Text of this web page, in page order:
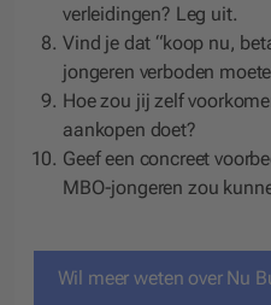
verleidingen? Leg uit.
Vind je dat “koop nu,
jongeren verboden
Hoe zou jij zelf
aankopen doet?
Geef een concreet
MBO-jongeren zou
Wil meer weten over Nu